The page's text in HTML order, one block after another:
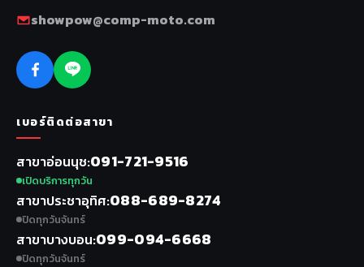
showpow@comp-moto.com
เบอร์ติดต่อสาขา
สาขาอ่อนนุช 091-721-9516
เปิดบริการทุกวัน
สาขาประชาอุทิศ 088-689-8274
ปิดทุกวันจันทร์
สาขาบางบอน 099-094-6668
ปิดทุกวันจันทร์